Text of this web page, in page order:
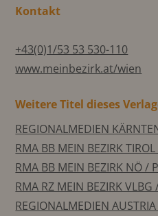
Kontakt
+43(0)1/53 53 530-110
www.meinbezirk.at/wien
Weitere Titel dieses
REGIONALMEDIEN
RMA BB MEIN BEZIRK
RMA BB MEIN BEZIRK NÖ /
RMA RZ MEIN BEZIRK VLBG
REGIONALMEDIEN